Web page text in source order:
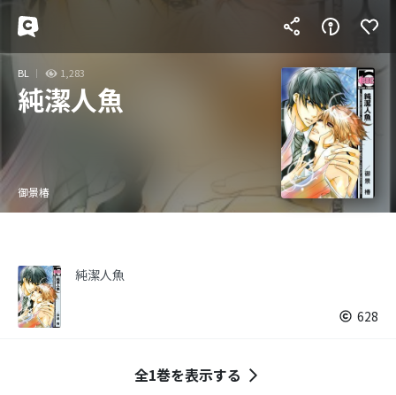
BL 1,283
純潔人魚
御景椿
純潔人魚
628
全1巻を表示する